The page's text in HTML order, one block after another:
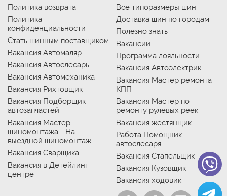
Политика возврата
Политика
конфиденциальности
Стать шинным поставщиком
Вакансия Автомаляр
Вакансия Автослесарь
Вакансия Автомеханика
Вакансия Рихтовщик
Вакансия Подборщик
автозапчастей
Вакансия Мастер
шиномонтажа - На
выездной шиномонтаж
Вакансия Сварщика
Вакансия в Детейлинг
центре
Все типоразмеры шин
Доставка шин по городам
Полезно знать
Вакансии
Программа лояльности
Вакансия Автоэлектрик
Вакансия Мастер ремонта
КПП
Вакансия Мастер по
ремонту рулевых реек
Вакансия жестянщик
Работа Помощник
автослесаря
Вакансия Стапельщик
Вакансия Кузовщик
Вакансия ходовик